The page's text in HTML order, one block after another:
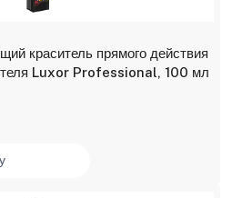
краситель прямого действия
Luxor Professional, 100 мл